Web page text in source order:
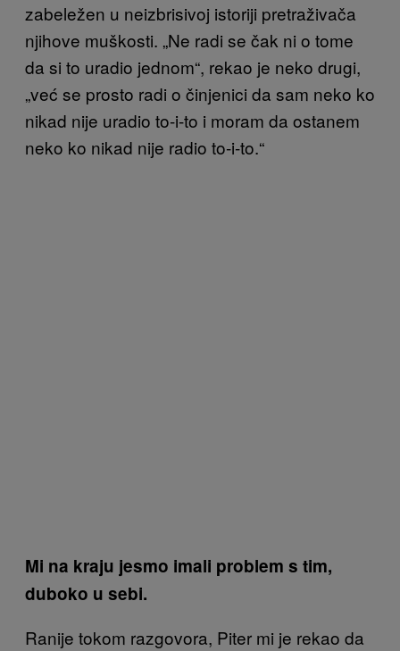
zabeležen u neizbrisivoj istoriji pretraživača
njihove muškosti. „Ne radi se čak ni o tome
da si to uradio jednom“, rekao je neko drugi,
„već se prosto radi o činjenici da sam neko ko
nikad nije uradio to-i-to i moram da ostanem
neko ko nikad nije radio to-i-to.“
Mi na kraju jesmo imali problem s tim,
duboko u sebi.
Ranije tokom razgovora, Piter mi je rekao da